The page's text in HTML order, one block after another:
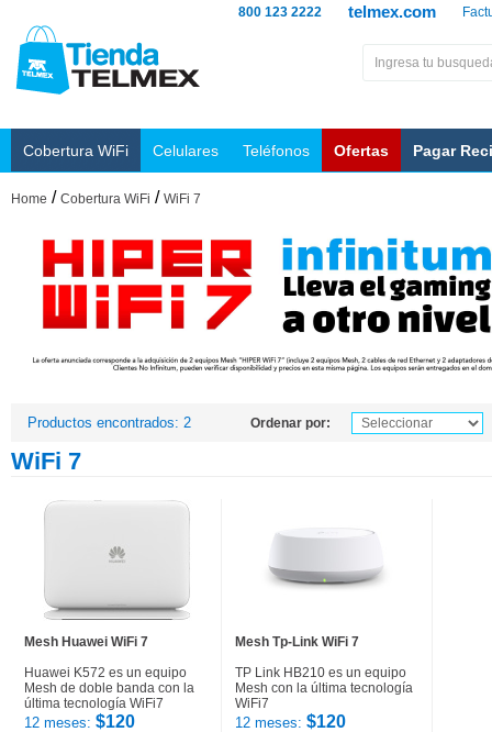
telmex.com
800 123 2222
Cobertura WiFi Celulares Teléfonos Ofertas Pagar
Home / Cobertura WiFi / WiFi 7
Productos encontrados: 2 Ordenar por:
WiFi 7
Mesh Huawei WiFi 7
Huawei K572 es un equipo
Mesh de doble banda con la
última tecnología WiFi7
12 meses: $120
Mesh Tp-Link WiFi 7
TP Link HB210 es un equipo
Mesh con la última tecnología
WiFi7
12 meses: $120